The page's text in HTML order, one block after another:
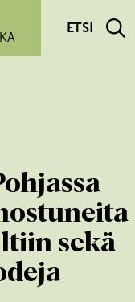
ETSI
sekä